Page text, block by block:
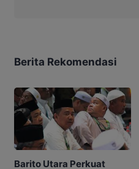
Berita Rekomendasi
Barito Utara Perkuat